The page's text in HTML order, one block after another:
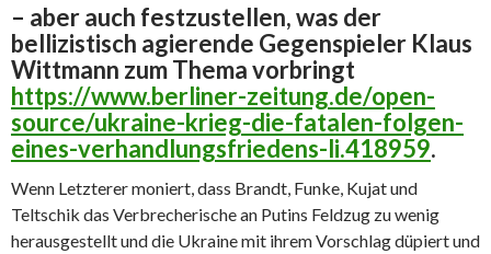
– aber auch festzustellen, was der
bellizistisch agierende Gegenspieler Klaus
Wittmann zum Thema vorbringt
https://www.berliner-zeitung.de/open-
source/ukraine-krieg-die-fatalen-folgen-
eines-verhandlungsfriedens-li.418959.
Wenn Letzterer moniert, dass Brandt, Funke, Kujat und
Teltschik das Verbrecherische an Putins Feldzug zu wenig
herausgestellt und die Ukraine mit ihrem Vorschlag düpiert und